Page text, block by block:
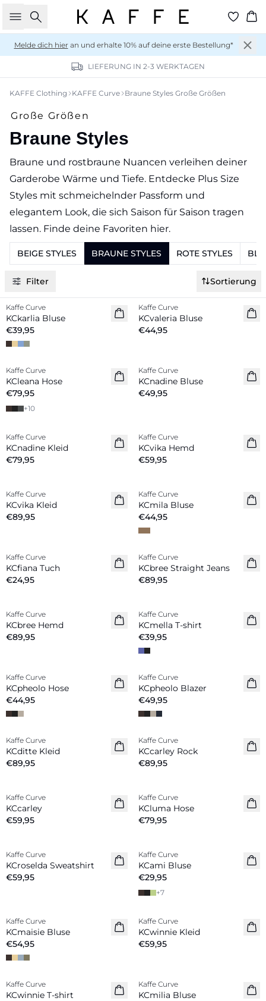
Suche
Melde dich hieran und erhalte 10% auf deine erste Bestellung*
LIEFERUNG IN 2-3 WERKTAGEN
KAFFE Clothing KAFFE Curve Braune Styles Große Größen
Braune Styles
Große Größen
Braune und rostbraune Nuancen verleihen deiner
Garderobe Wärme und Tiefe. Entdecke Plus Size
Styles mit schmeichelnder Passform und
elegantem Look, die sich Saison für Saison tragen
lassen. Finde deine Favoriten hier.
BEIGE STYLES BRAUNE STYLES ROTE STYLES
Filter Sortierung
Neuheiten
Kaffe Curve
KCkarlia Bluse
€39,95
Neuheiten
Kaffe Curve
KCvaleria Bluse
€44,95
Neuheiten
Kaffe Curve
KCleana Hose
€79,95
+10
Neuheiten
Kaffe Curve
KCnadine Bluse
€49,95
Neuheiten
Kaffe Curve
KCnadine Kleid
€79,95
Neuheiten
Kaffe Curve
KCvika Hemd
€59,95
Neuheiten
Kaffe Curve
KCvika Kleid
€89,95
Neuheiten
Kaffe Curve
KCmila Bluse
€44,95
Neuheiten
Kaffe Curve
KCfiana Tuch
€24,95
Neuheiten
Kaffe Curve
KCbree Straight Jeans
€89,95
Neuheiten
Kaffe Curve
KCbree Hemd
€89,95
Neuheiten
Kaffe Curve
KCmella T-shirt
€39,95
Neuheiten
Kaffe Curve
KCpheolo Hose
€44,95
Neuheiten
Kaffe Curve
KCpheolo Blazer
€49,95
Neuheiten
Kaffe Curve
KCditte Kleid
€89,95
Neuheiten
Kaffe Curve
KCcarley Rock
€89,95
Neuheiten
Kaffe Curve
KCcarley
€59,95
Neuheiten
Kaffe Curve
KCluma Hose
€79,95
Neuheiten
Kaffe Curve
KCroselda Sweatshirt
€59,95
Neuheiten
Kaffe Curve
KCami Bluse
€29,95
+7
Neuheiten
Kaffe Curve
KCmaisie Bluse
€54,95
Neuheiten
Kaffe Curve
KCwinnie Kleid
€59,95
Neuheiten
Kaffe Curve
KCwinnie T-shirt
Neuheiten
Kaffe Curve
KCmilia Bluse